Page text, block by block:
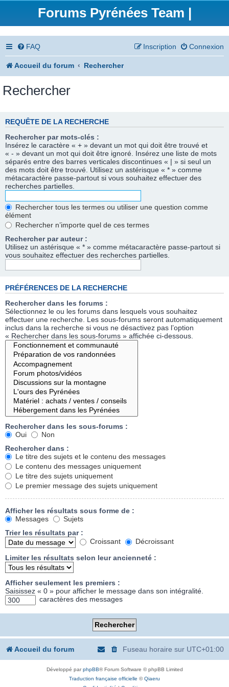
Forums Pyrénées Team |
FAQ Connexion
Inscription
Accueil du forum Rechercher
Rechercher
REQUÊTE DE LA RECHERCHE
Rechercher par mots-clés :
Insérez le caractère « + » devant un mot qui doit être trouvé et
« - » devant un mot qui doit être ignoré. Insérez une liste de mots
séparés entre des barres verticales discontinues « | » si seul un
des mots doit être trouvé. Utilisez un astérisque « * » comme
métacaractère passe-partout si vous souhaitez effectuer des
recherches partielles.
Rechercher tous les termes ou utiliser une question comme
élément
Rechercher n’importe quel de ces termes
Rechercher par auteur :
Utilisez un astérisque « * » comme métacaractère passe-partout si
vous souhaitez effectuer des recherches partielles.
PRÉFÉRENCES DE LA RECHERCHE
Rechercher dans les forums :
Sélectionnez le ou les forums dans lesquels vous souhaitez
effectuer une recherche. Les sous-forums seront automatiquement
inclus dans la recherche si vous ne désactivez pas l’option
« Rechercher dans les sous-forums » affichée ci-dessous.
Rechercher dans les sous-forums :
Oui
Non
Rechercher dans :
Le titre des sujets et le contenu des messages
Le contenu des messages uniquement
Le titre des sujets uniquement
Le premier message des sujets uniquement
Afficher les résultats sous forme de :
Messages
Sujets
Trier les résultats par :
Croissant
Décroissant
Limiter les résultats selon leur ancienneté :
Afficher seulement les premiers :
Saisissez « 0 » pour afficher le message dans son intégralité.
caractères des messages
Accueil du forum Fuseau horaire sur UTC+01:00
Développé parphpBB® Forum Software © phpBB Limited
Traduction française officielle ©Qiaeru